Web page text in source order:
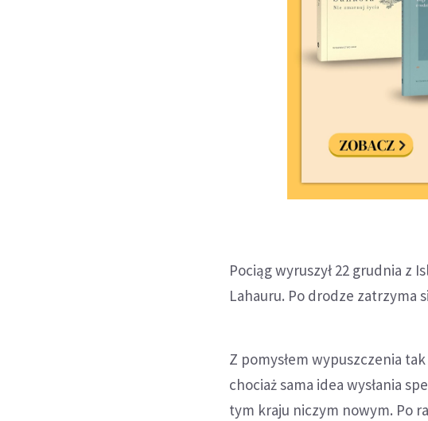
Pociąg wyruszył 22 grudnia z
Lahauru. Po drodze zatrzyma
Z pomysłem wypuszczenia
chociaż sama idea wysłania
tym kraju niczym nowym. Po